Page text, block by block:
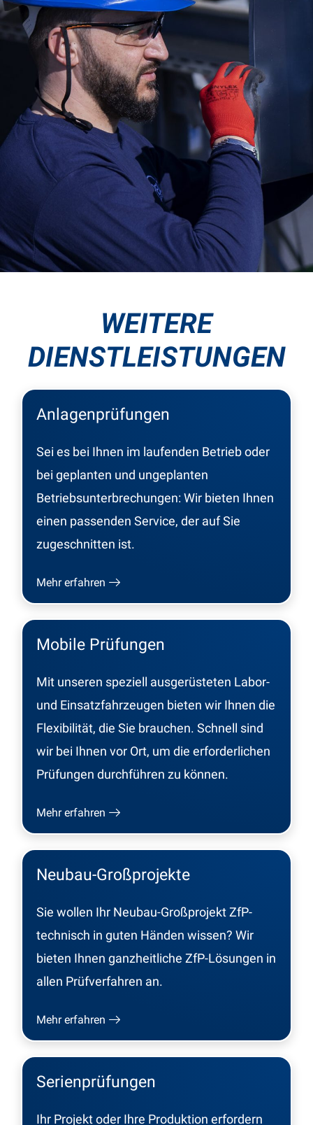
WEITERE
DIENSTLEISTUNGEN
Anlagenprüfungen
Sei es bei Ihnen im laufenden Betrieb oder
bei geplanten und ungeplanten
Betriebsunterbrechungen: Wir bieten Ihnen
einen passenden Service, der auf Sie
zugeschnitten ist.
Mehr erfahren
Mobile Prüfungen
Mit unseren speziell ausgerüsteten Labor-
und Einsatzfahrzeugen bieten wir Ihnen die
Flexibilität, die Sie brauchen. Schnell sind
wir bei Ihnen vor Ort, um die erforderlichen
Prüfungen durchführen zu können.
Mehr erfahren
Neubau-Großprojekte
Sie wollen Ihr Neubau-Großprojekt ZfP-
technisch in guten Händen wissen? Wir
bieten Ihnen ganzheitliche ZfP-Lösungen in
allen Prüfverfahren an.
Mehr erfahren
Serienprüfungen
Ihr Projekt oder Ihre Produktion erfordern